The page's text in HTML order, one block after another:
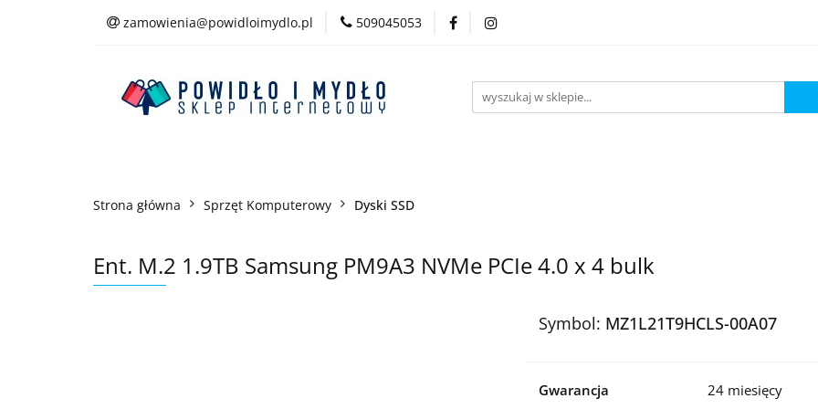
zamowienia@powidloimydlo.pl 509045053
Strona główna Sprzęt Komputerowy Dyski SSD
Ent. M.2 1.9TB Samsung PM9A3 NVMe PCIe 4.0 x 4 bulk
Symbol: MZ1L21T9HCLS-00A07
Gwarancja 24 miesięcy